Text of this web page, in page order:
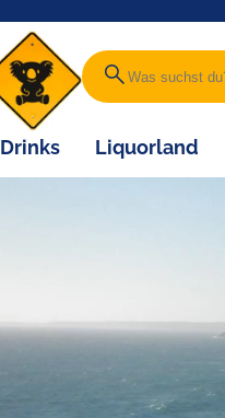
search
Drinks Liquorland